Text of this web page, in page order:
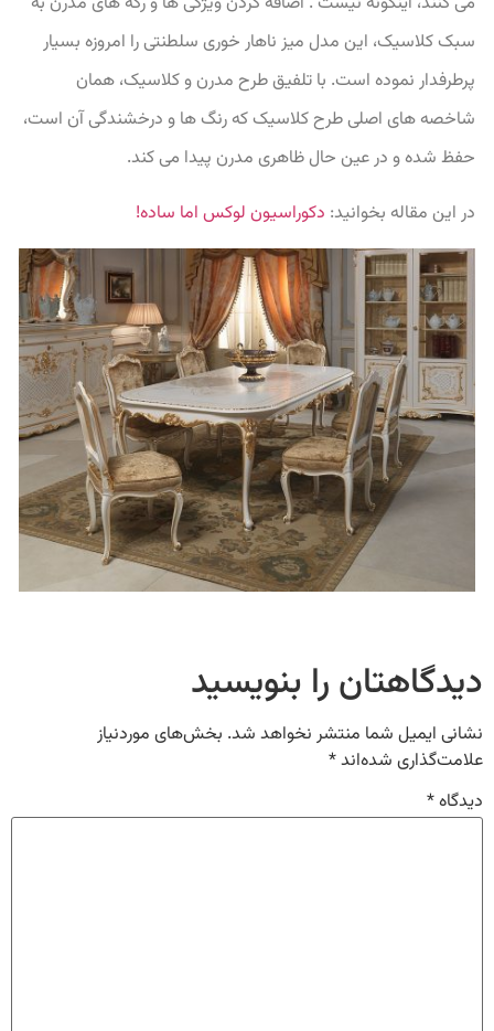
سبک کلاسیک، این مدل میز ناهار خوری سلطنتی را امروزه بسیار
پرطرفدار نموده است. با تلفیق طرح مدرن و کلاسیک، همان
شاخصه های اصلی طرح کلاسیک که رنگ ها و درخشندگی آن است،
حفظ شده و در عین حال ظاهری مدرن پیدا می کند.
در این مقاله بخوانید: دکوراسیون لوکس اما ساده!
دیدگاهتان را بنویسید
نشانی ایمیل شما منتشر نخواهد شد. بخش‌های موردنیاز
علامت‌گذاری شده‌اند*
دیدگاه*